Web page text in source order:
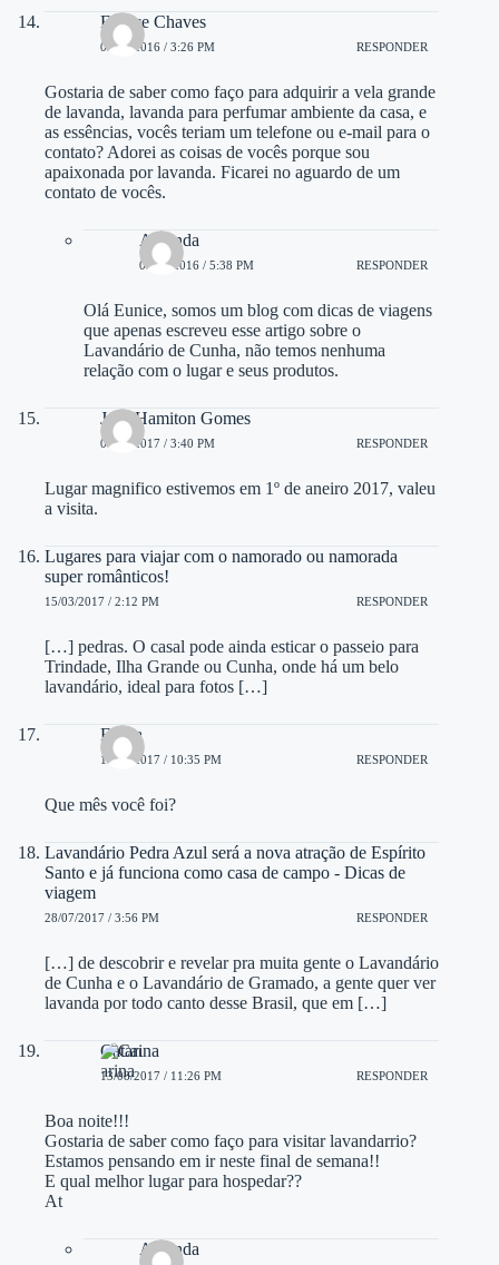
Eunice Chaves
03/10/2016 / 3:26 PM RESPONDER
Gostaria de saber como faço para adquirir a vela grande
de lavanda, lavanda para perfumar ambiente da casa, e
as essências, vocês teriam um telefone ou e-mail para o
contato? Adorei as coisas de vocês porque sou
apaixonada por lavanda. Ficarei no aguardo de um
contato de vocês.
Amanda
04/10/2016 / 5:38 PM RESPONDER
Olá Eunice, somos um blog com dicas de viagens
que apenas escreveu esse artigo sobre o
Lavandário de Cunha, não temos nenhuma
relação com o lugar e seus produtos.
José Hamiton Gomes
06/01/2017 / 3:40 PM RESPONDER
Lugar magnifico estivemos em 1º de aneiro 2017, valeu
a visita.
Lugares para viajar com o namorado ou namorada
super românticos!
15/03/2017 / 2:12 PM RESPONDER
[…] pedras. O casal pode ainda esticar o passeio para
Trindade, Ilha Grande ou Cunha, onde há um belo
lavandário, ideal para fotos […]
Estela
17/05/2017 / 10:35 PM RESPONDER
Que mês você foi?
Lavandário Pedra Azul será a nova atração de Espírito
Santo e já funciona como casa de campo - Dicas de
viagem
28/07/2017 / 3:56 PM RESPONDER
[…] de descobrir e revelar pra muita gente o Lavandário
de Cunha e o Lavandário de Gramado, a gente quer ver
lavanda por todo canto desse Brasil, que em […]
Catarina
13/08/2017 / 11:26 PM RESPONDER
Boa noite!!!
Gostaria de saber como faço para visitar lavandarrio?
Estamos pensando em ir neste final de semana!!
E qual melhor lugar para hospedar??
At
Amanda